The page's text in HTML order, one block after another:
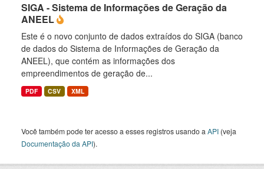
SIGA - Sistema de Informações de Geração da
ANEEL
Este é o novo conjunto de dados extraídos do SIGA (banco
de dados do Sistema de Informações de Geração da
ANEEL), que contém as informações dos
empreendimentos de geração de...
PDF CSV XML
Você também pode ter acesso a esses registros usando a API (veja
Documentação da API).